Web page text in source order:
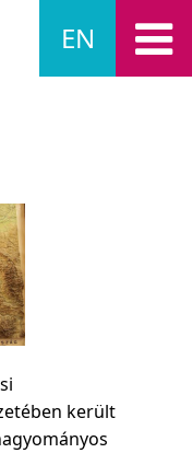
EN
került